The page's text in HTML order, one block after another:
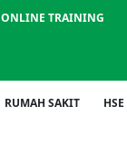
ONLINE TRAINING
RUMAH SAKIT HSE